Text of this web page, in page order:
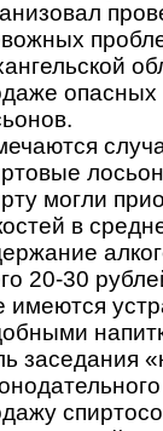
опасных
могли
в
20-30
имеются
заседания